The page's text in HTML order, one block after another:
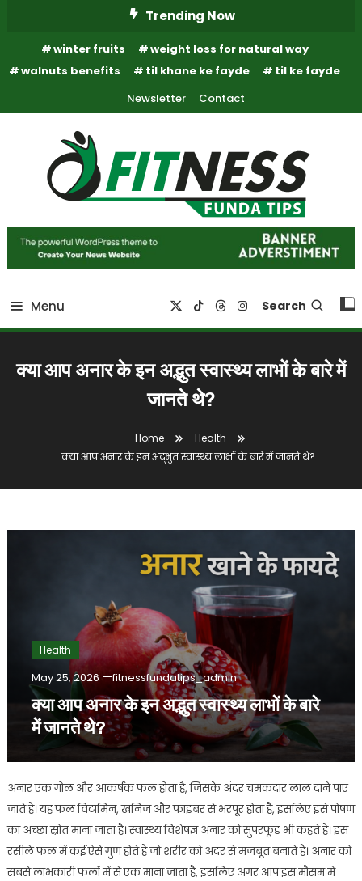
Content
Trending Now
winter fruits
weight loss for natural way
walnuts benefits
til khane ke fayde
til ke fayde
Newsletter
Contact
Fitness Funda Tips
Fitness Funda Tips
Menu Search
क्या आप अनार के इन अद्भुत स्वास्थ्य लाभों के बारे में
जानते थे?
Home
Health
क्या आप अनार के इन अद्भुत स्वास्थ्य लाभों के बारे में जानते थे?
Health
May 25, 2026 fitnessfundatips_admin
क्या आप अनार के इन अद्भुत स्वास्थ्य लाभों के बारे
में जानते थे?
अनार एक गोल और आकर्षक फल होता है, जिसके अंदर चमकदार लाल दाने पाए
जाते हैं। यह फल विटामिन, खनिज और फाइबर से भरपूर होता है, इसलिए इसे पोषण
का अच्छा स्रोत माना जाता है। स्वास्थ्य विशेषज्ञ अनार को सुपरफूड भी कहते हैं। इस
रसीले फल में कई ऐसे गुण होते हैं जो शरीर को अंदर से मजबूत बनाते हैं। अनार को
सबसे लाभकारी फलों में से एक माना जाता है, इसलिए अगर आप इस मौसम में